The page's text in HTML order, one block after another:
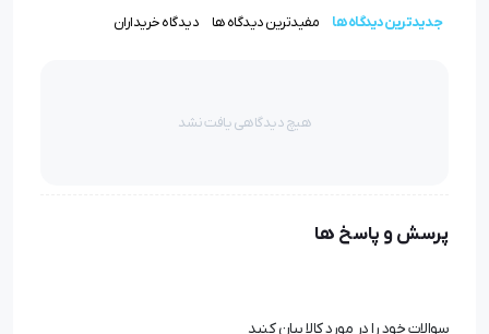
جدیدترین دیدگاه ها مفیدترین دیدگاه ها دیدگاه خریداران
هیچ دیدگاهی یافت نشد
پرسش و پاسخ ها
سوالات خود را در مورد کالا بیان کنید